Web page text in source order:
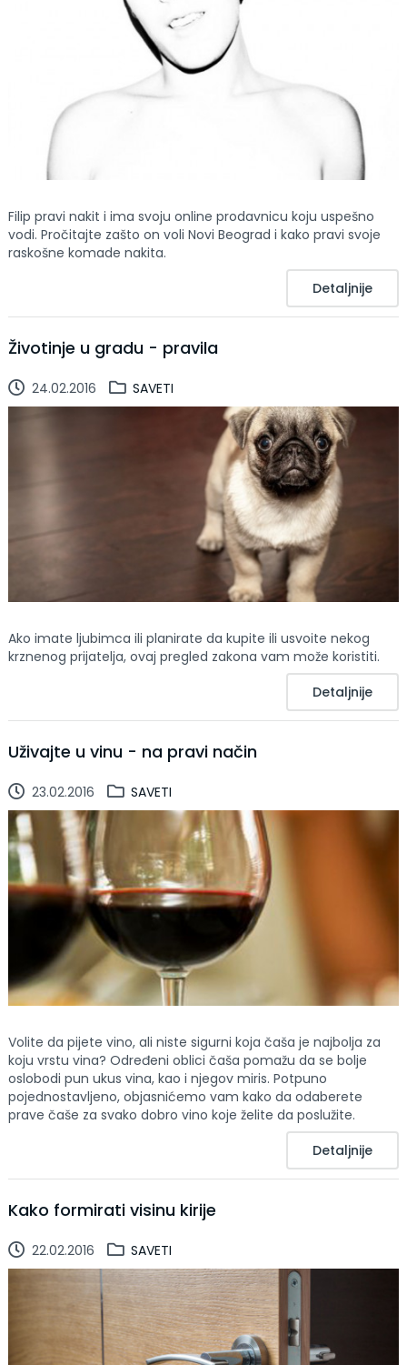
Filip pravi nakit i ima svoju online prodavnicu koju uspešno
vodi. Pročitajte zašto on voli Novi Beograd i kako pravi svoje
raskošne komade nakita.
Detaljnije
Životinje u gradu - pravila
24.02.2016 SAVETI
Ako imate ljubimca ili planirate da kupite ili usvoite nekog
krznenog prijatelja, ovaj pregled zakona vam može koristiti.
Detaljnije
Uživajte u vinu - na pravi način
23.02.2016 SAVETI
Volite da pijete vino, ali niste sigurni koja čaša je najbolja za
koju vrstu vina? Određeni oblici čaša pomažu da se bolje
oslobodi pun ukus vina, kao i njegov miris. Potpuno
pojednostavljeno, objasnićemo vam kako da odaberete
prave čaše za svako dobro vino koje želite da poslužite.
Detaljnije
Kako formirati visinu kirije
22.02.2016 SAVETI